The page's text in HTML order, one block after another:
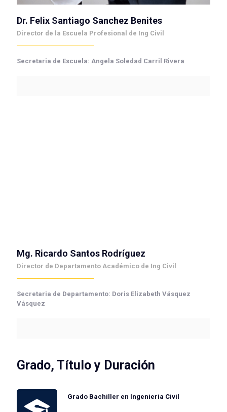
Dr. Felix Santiago Sanchez Benites
Director de la Escuela Profesional de Ing Civil
Secretaria de Escuela: Angela Soledad Carril Rivera
Mg. Ricardo Santos Rodríguez
Director de Departamento Académico de Ing Civil
Secretaria de Departamento: Doris Elizabeth Vásquez
Vásquez
Grado, Título y Duración
Grado Bachiller en Ingeniería Civil